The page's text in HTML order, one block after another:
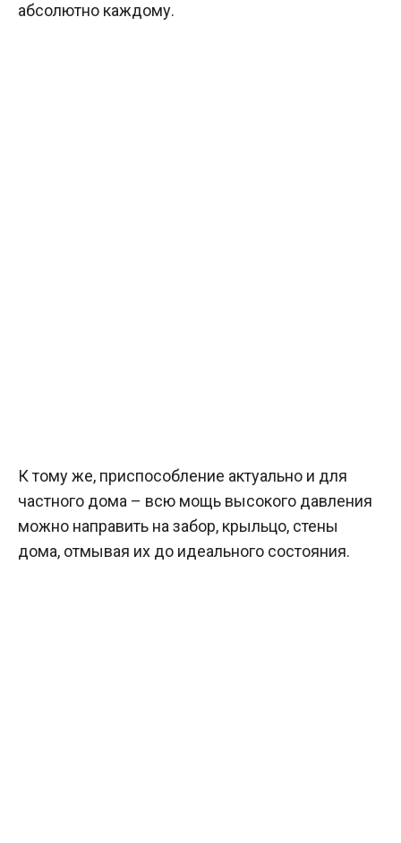
абсолютно каждому.
К тому же, приспособление актуально и для
частного дома – всю мощь высокого давления
можно направить на забор, крыльцо, стены
дома, отмывая их до идеального состояния.